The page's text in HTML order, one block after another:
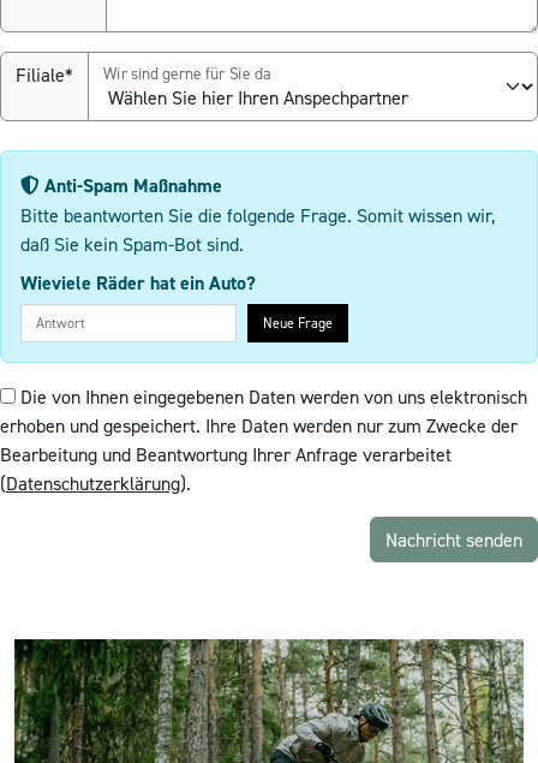
Filiale* Wir sind gerne für Sie da
Anti-Spam Maßnahme
Bitte beantworten Sie die folgende Frage. Somit wissen wir,
daß Sie kein Spam-Bot sind.
Wieviele Räder hat ein Auto?
Neue Frage
Die von Ihnen eingegebenen Daten werden von uns elektronisch
erhoben und gespeichert. Ihre Daten werden nur zum Zwecke der
Bearbeitung und Beantwortung Ihrer Anfrage verarbeitet
(Datenschutzerklärung).
Nachricht senden